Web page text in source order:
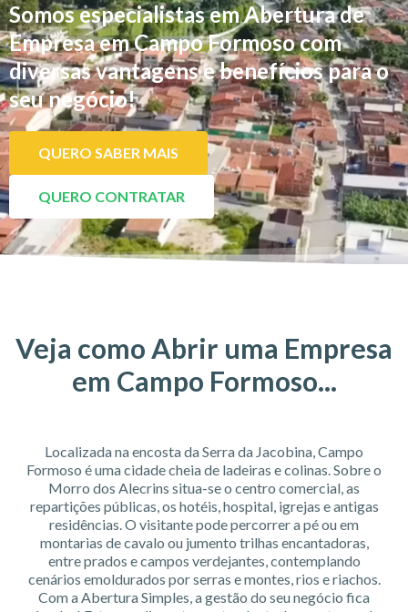
Somos especialistas em Abertura de
Empresa em Campo Formoso com
diversas vantagens e benefícios para o
seu negócio!
QUERO SABER MAIS
QUERO CONTRATAR
Veja como Abrir uma Empresa
em Campo Formoso...
Localizada na encosta da Serra da Jacobina, Campo
Formoso é uma cidade cheia de ladeiras e colinas. Sobre o
Morro dos Alecrins situa-se o centro comercial, as
repartições públicas, os hotéis, hospital, igrejas e antigas
residências. O visitante pode percorrer a pé ou em
montarias de cavalo ou jumento trilhas encantadoras,
entre prados e campos verdejantes, contemplando
cenários emoldurados por serras e montes, rios e riachos.
Com a Abertura Simples, a gestão do seu negócio fica